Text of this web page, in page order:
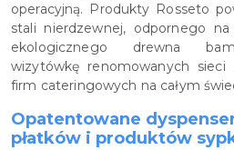
operacyjną. Produkty Rosseto
stali nierdzewnej, odpornego
ekologicznego drewna
wizytówkę renomowanych sieci
firm cateringowych na całym
Opatentowane
płatków i produktów